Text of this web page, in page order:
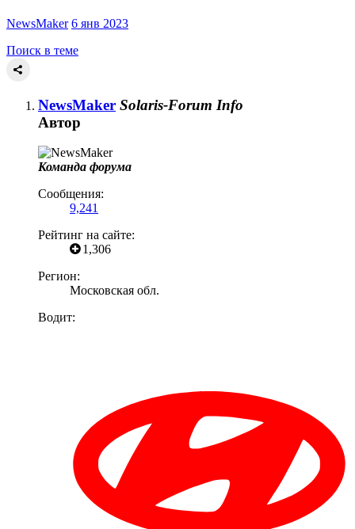
NewsMaker 6 янв 2023
Поиск в теме
NewsMaker Solaris-Forum Info
Автор
Команда форума
Сообщения:
9,241
Рейтинг на сайте:
1,306
Регион:
Московская обл.
Водит: